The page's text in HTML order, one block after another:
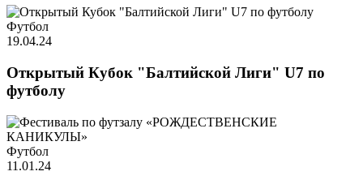
Футбол
19.04.24
Открытый Кубок "Балтийской Лиги" U7 по
футболу
Футбол
11.01.24